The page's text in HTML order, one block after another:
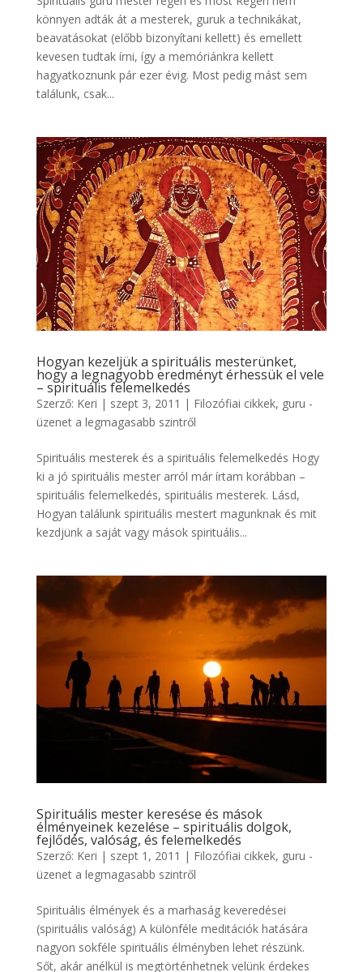
könnyen adták át a mesterek, guruk a technikákat,
beavatásokat (előbb bizonyítani kellett) és emellett
kevesen tudtak írni, így a memóriánkra kellett
hagyatkoznunk pár ezer évig. Most pedig mást sem
találunk, csak...
Hogyan kezeljük a spirituális mesterünket,
hogy a legnagyobb eredményt érhessük el vele
– spirituális felemelkedés
Szerző: Keri | szept 3, 2011 | Filozófiai cikkek, guru -
üzenet a legmagasabb szintről
Spirituális mesterek és a spirituális felemelkedés Hogy
ki a jó spirituális mester arról már írtam korábban –
spirituális felemelkedés, spirituális mesterek. Lásd,
Hogyan találunk spirituális mestert magunknak és mit
kezdjünk a saját vagy mások spirituális...
Spirituális mester keresése és mások
élményeinek kezelése – spirituális dolgok,
fejlődés, valóság, és felemelkedés
Szerző: Keri | szept 1, 2011 | Filozófiai cikkek, guru -
üzenet a legmagasabb szintről
Spirituális élmények és a marhaság keveredései
(spirituális valóság) A különféle meditációk hatására
nagyon sokféle spirituális élményben lehet részünk.
Sőt, akár anélkül is megtörténhetnek velünk érdekes